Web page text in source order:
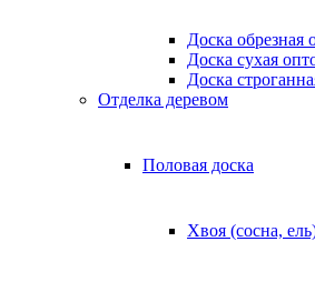
Доска обрезная
Доска сухая
Доска
Отделка деревом
Половая доска
Хвоя (сосна,